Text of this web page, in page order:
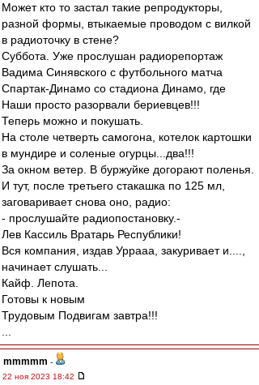
Может кто то застал такие репродукторы,
разной формы, втыкаемые проводом с вилкой
в радиоточку в стене?
Суббота. Уже прослушан радиорепортаж
Вадима Синявского с футбольного матча
Спартак-Динамо со стадиона Динамо, где
Наши просто разорвали бериевцев!!!
Теперь можно и покушать.
На столе четверть самогона, котелок картошки
в мундире и соленые огурцы...два!!!
За окном ветер. В буржуйке догорают поленья.
И тут, после третьего стакашка по 125 мл,
заговаривает снова оно, радио:
- прослушайте радиопостановку.-
Лев Кассиль Вратарь Республики!
Вся компания, издав Уррааа, закуривает и....,
начинает слушать...
Кайф. Лепота.
Готовы к новым
Трудовым Подвигам завтра!!!
mmmmm -
22 ноя 2023 18:42